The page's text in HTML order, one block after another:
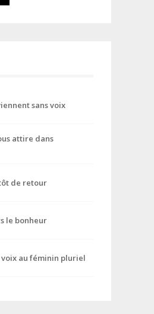
sans voix
attire dans
de retour
le bonheur
au féminin pluriel